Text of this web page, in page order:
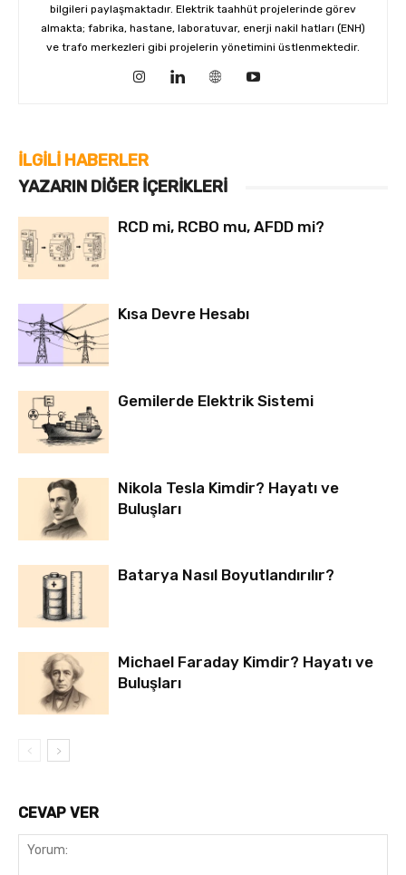
bilgileri paylaşmaktadır. Elektrik taahhüt projelerinde görev
almakta; fabrika, hastane, laboratuvar, enerji nakil hatları (ENH)
ve trafo merkezleri gibi projelerin yönetimini üstlenmektedir.
İLGILI HABERLER
YAZARIN DIĞER İÇERIKLERI
RCD mi, RCBO mu, AFDD mi?
Kısa Devre Hesabı
Gemilerde Elektrik Sistemi
Nikola Tesla Kimdir? Hayatı ve
Buluşları
Batarya Nasıl Boyutlandırılır?
Michael Faraday Kimdir? Hayatı ve
Buluşları
CEVAP VER